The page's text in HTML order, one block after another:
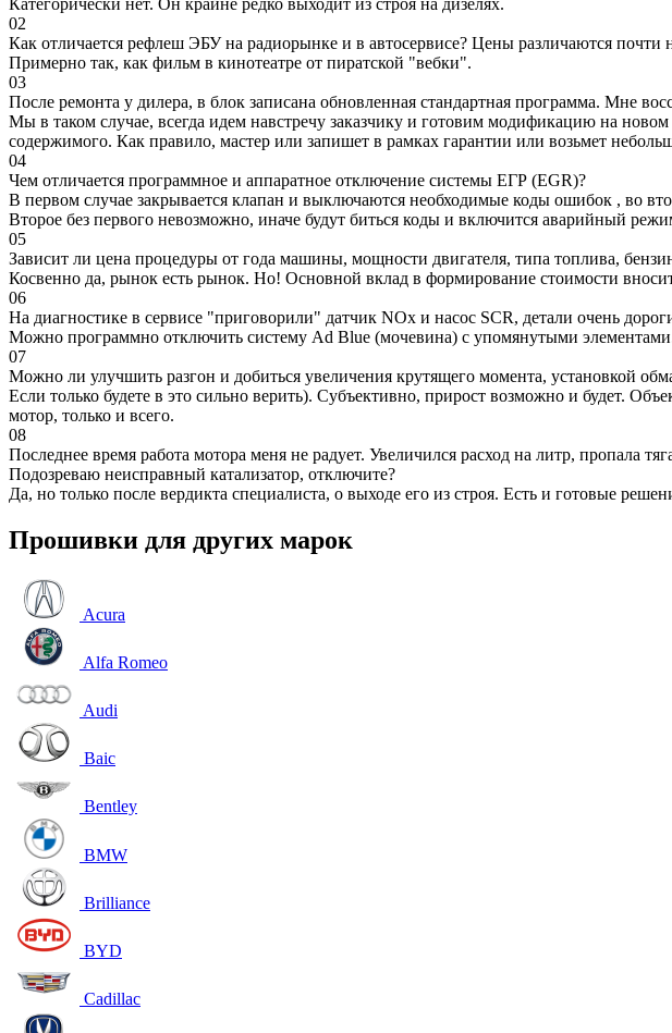
02
Как отличается рефлеш ЭБУ на радиорынке и в автосервисе? Цены различаются почти
Примерно так, как фильм в кинотеатре от пиратской "вебки".
03
После ремонта у дилера, в блок записана обновленная стандартная программа. Мне
Мы в таком случае, всегда идем навстречу заказчику и готовим модификацию на
содержимого. Как правило, мастер или запишет в рамках гарантии или возьмет
04
Чем отличается программное и аппаратное отключение системы ЕГР (EGR)?
В первом случае закрывается клапан и выключаются необходимые коды ошибок , во
Второе без первого невозможно, иначе будут биться коды и включится аварийный
05
Зависит ли цена процедуры от года машины, мощности двигателя, типа топлива,
Косвенно да, рынок есть рынок. Но! Основной вклад в формирование стоимости
06
На диагностике в сервисе "приговорили" датчик NOx и насос SCR, детали очень
Можно программно отключить систему Ad Blue (мочевина) с упомянутыми
07
Можно ли улучшить разгон и добиться увеличения крутящего момента, установкой
Если только будете в это сильно верить). Субъективно, прирост возможно и будет.
мотор, только и всего.
08
Последнее время работа мотора меня не радует. Увеличился расход на литр, пропала
Подозреваю неисправный катализатор, отключите?
Да, но только после вердикта специалиста, о выходе его из строя. Есть и готовые
Прошивки для других марок
Acura
Alfa Romeo
Audi
Baic
Bentley
BMW
Brilliance
BYD
Cadillac